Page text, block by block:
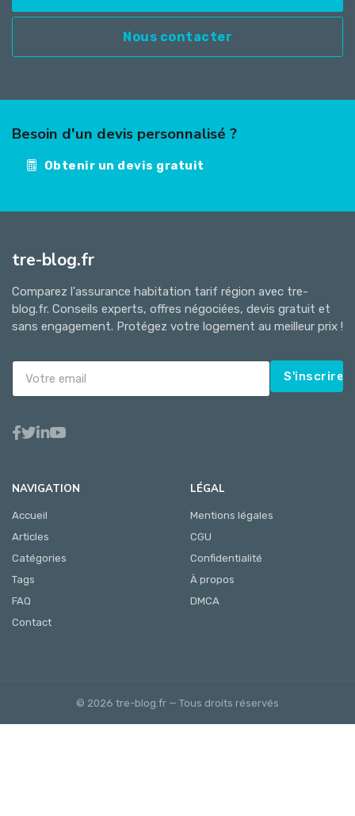
Nous contacter
Besoin d'un devis personnalisé ?
Obtenir un devis gratuit
tre-blog.fr
Comparez l'assurance habitation tarif région avec tre-
blog.fr. Conseils experts, offres négociées, devis gratuit et
sans engagement. Protégez votre logement au meilleur prix !
S'inscrire
NAVIGATION
Accueil
Articles
Catégories
Tags
FAQ
Contact
LÉGAL
Mentions légales
CGU
Confidentialité
À propos
DMCA
© 2026 tre-blog.fr — Tous droits réservés